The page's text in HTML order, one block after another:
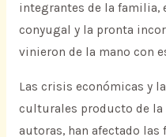
integrantes de la familia,
conyugal y la pronta
vinieron de la mano con
Las crisis económicas y
culturales producto de
autoras, han afectado